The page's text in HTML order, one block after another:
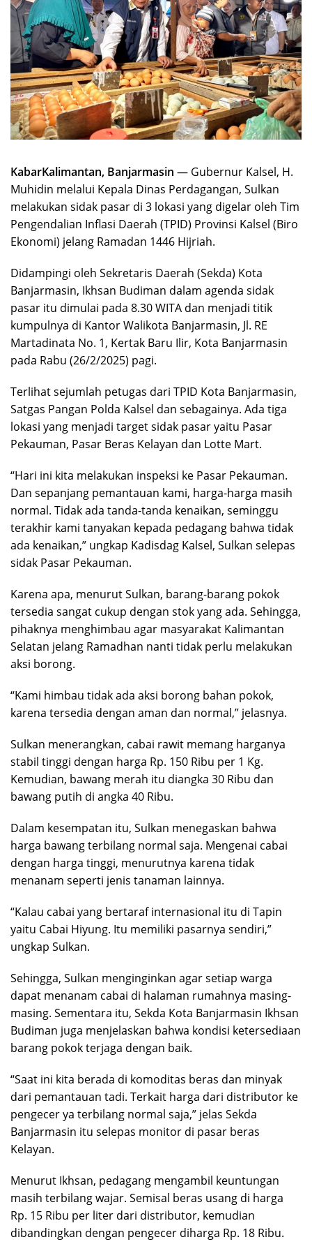
KabarKalimantan, Banjarmasin — Gubernur Kalsel, H.
Muhidin melalui Kepala Dinas Perdagangan, Sulkan
melakukan sidak pasar di 3 lokasi yang digelar oleh Tim
Pengendalian Inflasi Daerah (TPID) Provinsi Kalsel (Biro
Ekonomi) jelang Ramadan 1446 Hijriah.
Didampingi oleh Sekretaris Daerah (Sekda) Kota
Banjarmasin, Ikhsan Budiman dalam agenda sidak
pasar itu dimulai pada 8.30 WITA dan menjadi titik
kumpulnya di Kantor Walikota Banjarmasin, Jl. RE
Martadinata No. 1, Kertak Baru Ilir, Kota Banjarmasin
pada Rabu (26/2/2025) pagi.
Terlihat sejumlah petugas dari TPID Kota Banjarmasin,
Satgas Pangan Polda Kalsel dan sebagainya. Ada tiga
lokasi yang menjadi target sidak pasar yaitu Pasar
Pekauman, Pasar Beras Kelayan dan Lotte Mart.
“Hari ini kita melakukan inspeksi ke Pasar Pekauman.
Dan sepanjang pemantauan kami, harga-harga masih
normal. Tidak ada tanda-tanda kenaikan, seminggu
terakhir kami tanyakan kepada pedagang bahwa tidak
ada kenaikan,” ungkap Kadisdag Kalsel, Sulkan selepas
sidak Pasar Pekauman.
Karena apa, menurut Sulkan, barang-barang pokok
tersedia sangat cukup dengan stok yang ada. Sehingga,
pihaknya menghimbau agar masyarakat Kalimantan
Selatan jelang Ramadhan nanti tidak perlu melakukan
aksi borong.
“Kami himbau tidak ada aksi borong bahan pokok,
karena tersedia dengan aman dan normal,” jelasnya.
Sulkan menerangkan, cabai rawit memang harganya
stabil tinggi dengan harga Rp. 150 Ribu per 1 Kg.
Kemudian, bawang merah itu diangka 30 Ribu dan
bawang putih di angka 40 Ribu.
Dalam kesempatan itu, Sulkan menegaskan bahwa
harga bawang terbilang normal saja. Mengenai cabai
dengan harga tinggi, menurutnya karena tidak
menanam seperti jenis tanaman lainnya.
“Kalau cabai yang bertaraf internasional itu di Tapin
yaitu Cabai Hiyung. Itu memiliki pasarnya sendiri,”
ungkap Sulkan.
Sehingga, Sulkan menginginkan agar setiap warga
dapat menanam cabai di halaman rumahnya masing-
masing. Sementara itu, Sekda Kota Banjarmasin Ikhsan
Budiman juga menjelaskan bahwa kondisi ketersediaan
barang pokok terjaga dengan baik.
“Saat ini kita berada di komoditas beras dan minyak
dari pemantauan tadi. Terkait harga dari distributor ke
pengecer ya terbilang normal saja,” jelas Sekda
Banjarmasin itu selepas monitor di pasar beras
Kelayan.
Menurut Ikhsan, pedagang mengambil keuntungan
masih terbilang wajar. Semisal beras usang di harga
Rp. 15 Ribu per liter dari distributor, kemudian
dibandingkan dengan pengecer diharga Rp. 18 Ribu.